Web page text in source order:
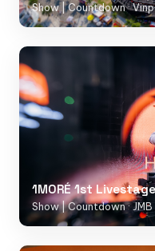
Show | Countdown ·
1MORÉ 1st
Show | Countdown · JMB